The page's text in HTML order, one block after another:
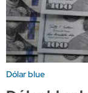
Dólar blue